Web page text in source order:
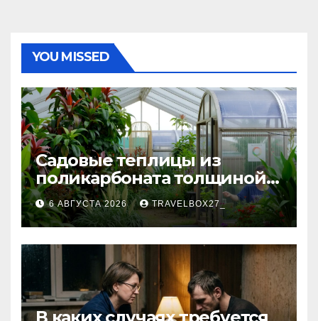
YOU MISSED
Садовые теплицы из
поликарбоната толщиной 4
и 6 мм
6 АВГУСТА 2026 TRAVELBOX27_